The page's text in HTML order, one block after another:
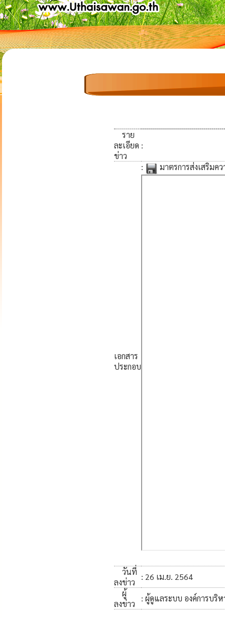
ราย
ละเอียด
ข่าว
:
เอกสาร
ประกอบ
: มาตรการส่งเสริมค
วันที่
ลงข่าว
: 26 เม.ย. 2564
ผู้
ลงข่าว
: ผู้ดูแลระบบ องค์การบริ